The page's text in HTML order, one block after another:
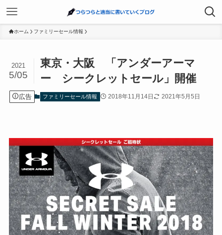
ホーム ファミリーセール情報
東京・大阪 「アンダーアーマ
ー シークレットセール」開催
2021
5/05
広告 ファミリーセール情報 2018年11月14日 2021年5月5日